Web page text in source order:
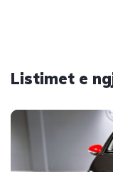
Listimet e